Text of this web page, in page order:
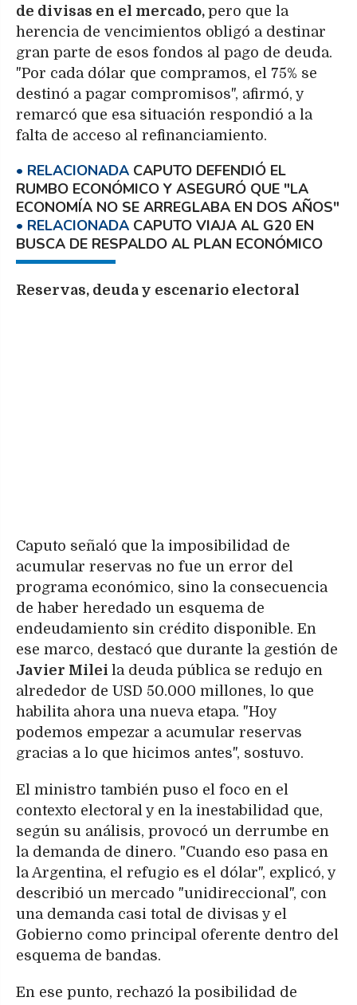
de divisas en el mercado, pero que la
herencia de vencimientos obligó a destinar
gran parte de esos fondos al pago de deuda.
"Por cada dólar que compramos, el 75% se
destinó a pagar compromisos", afirmó, y
remarcó que esa situación respondió a la
falta de acceso al refinanciamiento.
CAPUTO DEFENDIÓ EL
RUMBO ECONÓMICO Y ASEGURÓ QUE "LA
ECONOMÍA NO SE ARREGLABA EN DOS AÑOS"
CAPUTO VIAJA AL G20 EN
BUSCA DE RESPALDO AL PLAN ECONÓMICO
Reservas, deuda y escenario electoral
Caputo señaló que la imposibilidad de
acumular reservas no fue un error del
programa económico, sino la consecuencia
de haber heredado un esquema de
endeudamiento sin crédito disponible. En
ese marco, destacó que durante la gestión de
Javier Milei la deuda pública se redujo en
alrededor de USD 50.000 millones, lo que
habilita ahora una nueva etapa. "Hoy
podemos empezar a acumular reservas
gracias a lo que hicimos antes", sostuvo.
El ministro también puso el foco en el
contexto electoral y en la inestabilidad que,
según su análisis, provocó un derrumbe en
la demanda de dinero. "Cuando eso pasa en
la Argentina, el refugio es el dólar", explicó, y
describió un mercado "unidireccional", con
una demanda casi total de divisas y el
Gobierno como principal oferente dentro del
esquema de bandas.
En ese punto, rechazó la posibilidad de